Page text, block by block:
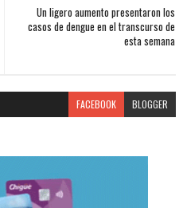
Un ligero aumento presentaron los
casos de dengue en el transcurso de
esta semana
FACEBOOK BLOGGER